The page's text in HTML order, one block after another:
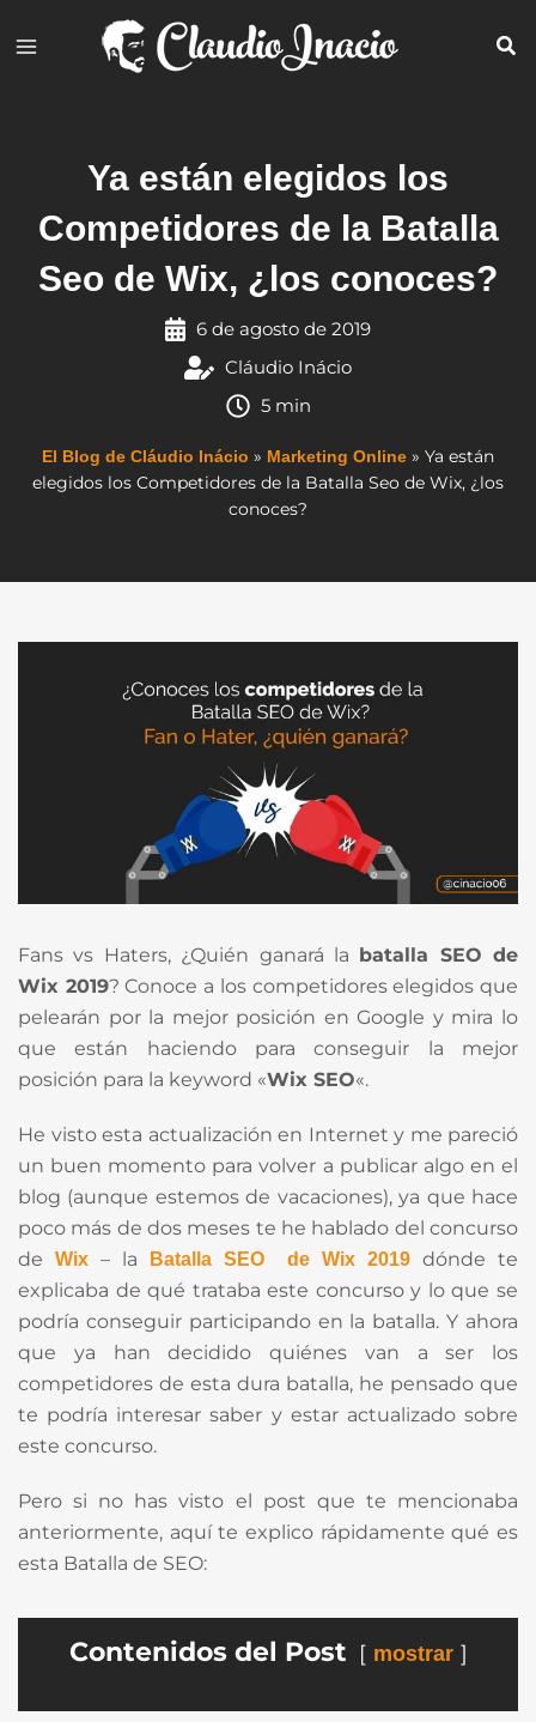
Ya están elegidos los
Competidores de la Batalla
Seo de Wix, ¿los conoces?
6 de agosto de 2019
Cláudio Inácio
5 min
El Blog de Cláudio Inácio » Marketing Online » Ya están
elegidos los Competidores de la Batalla Seo de Wix, ¿los
conoces?
Fans vs Haters, ¿Quién ganará la
batalla SEO de
Wix 2019? Conoce a los competidores elegidos que
pelearán por la mejor posición en Google y mira lo
que están haciendo para conseguir la mejor
posición para la keyword «Wix SEO«.
He visto esta actualización en Internet y me pareció
un buen momento para volver a publicar algo en el
blog (aunque estemos de vacaciones), ya que hace
poco más de dos meses te he hablado del concurso
de Wix– la Batalla SEO de Wix 2019 dónde te
explicaba de qué trataba este concurso y lo que se
podría conseguir participando en la batalla. Y ahora
que ya han decidido quiénes van a ser los
competidores de esta dura batalla, he pensado que
te podría interesar saber y estar actualizado sobre
este concurso.
Pero si no has visto el post que te mencionaba
anteriormente, aquí te explico rápidamente qué es
esta Batalla de SEO:
Contenidos del Post mostrar